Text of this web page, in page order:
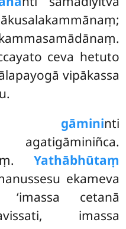
ceva hetuto
vipākassa
gāmininti
agatigāminiñca.
Yathābhūtaṃ
ekameva
‘imassa cetanā
imassa